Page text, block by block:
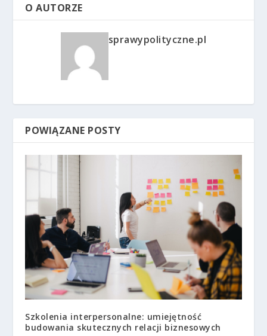
O AUTORZE
sprawypolityczne.pl
POWIĄZANE POSTY
Szkolenia interpersonalne: umiejętność
budowania skutecznych relacji biznesowych